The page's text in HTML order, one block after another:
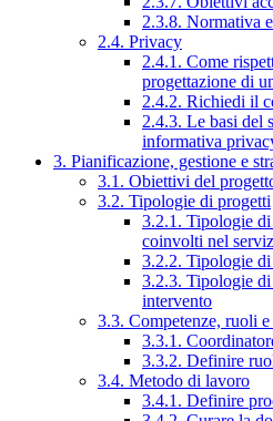
2.3.8. Normativa
2.4. Privacy
2.4.1. Come
progettazione di
2.4.2. Richiedi il
2.4.3. Le basi del
informativa
3. Pianificazione, gestione e
3.1. Obiettivi del
3.2. Tipologie di progetti
3.2.1. Tipologie
coinvolti nel
3.2.2. Tipologie
3.2.3. Tipologie di
intervento
3.3. Competenze, ruoli
3.3.1.
3.3.2. Definire
3.4. Metodo di lavoro
3.4.1. Definire